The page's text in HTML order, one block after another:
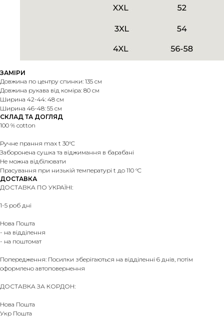
ЗАМІРИ
Довжина по центру спинки: 135 см
Довжина рукава від коміра: 80 см
Ширина 42-44: 48 см
Ширина 46-48: 55 см
СКЛАД ТА ДОГЛЯД
100 % cotton
Ручне прання max t 30°C
Заборонена сушка та віджимання в барабані
Не можна відбілювати
Прасування при низькій температурі t до 110 °C
ДОСТАВКА
ДОСТАВКА ПО УКРАЇНІ:
1-5 роб дні
Нова Пошта
- на відділення
- на поштомат
Попередження: Посилки зберігаються на відділенні 6 днів, потім
оформлено автоповернення
ДОСТАВКА ЗА КОРДОН:
Нова Пошта
Укр Пошта